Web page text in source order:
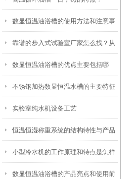
数显恒温油浴槽的使用方法和注意事
项
靠谱的步入式试验室厂家怎么找？从
信誉和资质入手
数显恒温油浴槽的优点主要包括哪
些？
不锈钢加热数显恒温水槽的主要特征
和维护使用
实验室纯水机设备工艺
恒温恒湿称重系统的结构特性与产品
功能配置
小型冷水机的工作原理和特点是怎样
的？
数显恒温油浴槽的产品亮点和使用前